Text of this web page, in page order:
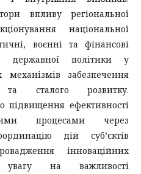
впливу регіональної
національної
воєнні та фінансові
державної політики у
механізмів забезпечення
та сталого розвитку.
підвищення ефективності
процесами через
дій суб’єктів
інноваційних
увагу на важливості